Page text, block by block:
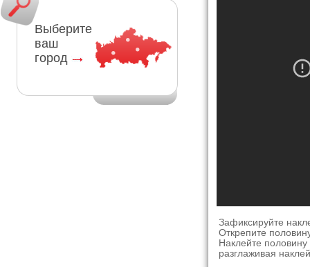
Выберите
ваш
город
Зафиксируйте
Открепите
Наклейте половину
разглаживая